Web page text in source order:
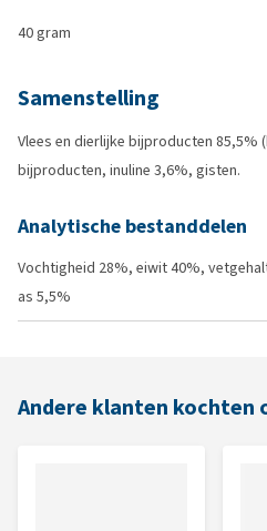
40 gram
Samenstelling
Vlees en dierlijke bijproducten 85,5%
bijproducten, inuline 3,6%, gisten.
Analytische bestanddelen
Vochtigheid 28%, eiwit 40%,
as 5,5%
Andere klanten kochten